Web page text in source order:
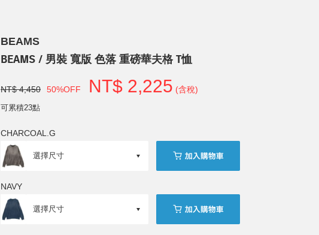
BEAMS
BEAMS / 男裝 寬版 色落 重磅華夫格 T恤
NT$ 4,450 50%OFF NT$ 2,225 (含稅)
可累積23點
CHARCOAL.G
NAVY